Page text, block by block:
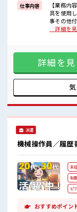
■職場の雰囲気
『少人数』だから
しっかり休める休憩
安心してお仕事に
仕事内容
【業務内
具を使用
事その他
業します
≪経験者
があって
≪時間にメ
お願いす
るので、 毎日
だからコ
心してお
…詳細を見
詳細を見
派遣
機械操作員／履歴
未
制
ピ
おすすめポイン